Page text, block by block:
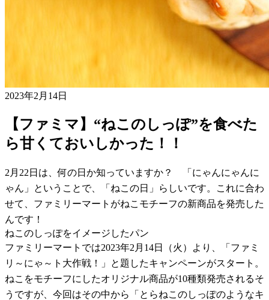
2023年2月14日
【ファミマ】“ねこのしっぽ”を食べた
ら甘くておいしかった！！
2月22日は、何の日か知っていますか？ 「にゃんにゃんに
ゃん」ということで、「ねこの日」らしいです。これに合わ
せて、ファミリーマートがねこモチーフの新商品を発売した
んです！
ねこのしっぽをイメージしたパン
ファミリーマートでは2023年2月14日（火）より、「ファミ
リ～にゃ～ト大作戦！」と題したキャンペーンがスタート。
ねこをモチーフにしたオリジナル商品が10種類発売されるそ
うですが、今回はその中から「とらねこのしっぽのようなキ